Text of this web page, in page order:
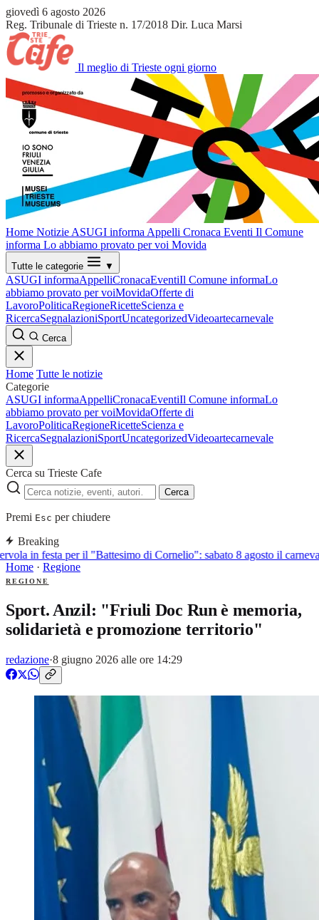
giovedì 6 agosto 2026
Reg. Tribunale di Trieste n. 17/2018 Dir. Luca Marsi
Il meglio di Trieste ogni giorno
Home Notizie ASUGI informa Appelli Cronaca Eventi Il Comune
informa Lo abbiamo provato per voi Movida
Tutte le categorie ▼
ASUGI informaAppelliCronacaEventiIl Comune informaLo
abbiamo provato per voiMovidaOfferte di
LavoroPoliticaRegioneRicetteScienza e
RicercaSegnalazioniSportUncategorizedVideoartecarnevale
Cerca
Home Tutte le notizie
Categorie
ASUGI informaAppelliCronacaEventiIl Comune informaLo
abbiamo provato per voiMovidaOfferte di
LavoroPoliticaRegioneRicetteScienza e
RicercaSegnalazioniSportUncategorizedVideoartecarnevale
Cerca su Trieste Cafe
Cerca
Premi Esc per chiudere
Breaking
in festa per il "Battesimo di Cornelio": sabato 8 agosto il
Home · Regione
REGIONE
Sport. Anzil: "Friuli Doc Run è memoria,
solidarietà e promozione territorio"
redazione·8 giugno 2026 alle ore 14:29